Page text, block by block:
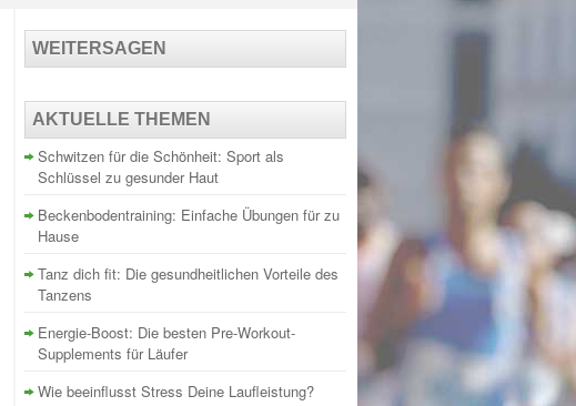
WEITERSAGEN
AKTUELLE THEMEN
Schwitzen für die Schönheit: Sport als
Schlüssel zu gesunder Haut
Beckenbodentraining: Einfache Übungen für zu
Hause
Tanz dich fit: Die gesundheitlichen Vorteile des
Tanzens
Energie-Boost: Die besten Pre-Workout-
Supplements für Läufer
Wie beeinflusst Stress Deine Laufleistung?